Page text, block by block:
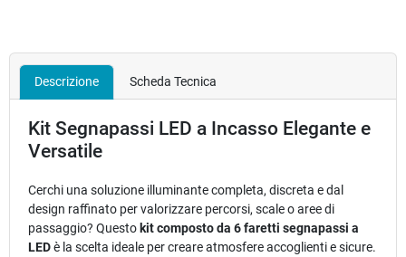
Descrizione Scheda Tecnica
Kit Segnapassi LED a Incasso Elegante e
Versatile
Cerchi una soluzione illuminante completa, discreta e dal
design raffinato per valorizzare percorsi, scale o aree di
passaggio? Questo kit composto da 6 faretti segnapassi a
LEDè la scelta ideale per creare atmosfere accoglienti e sicure.